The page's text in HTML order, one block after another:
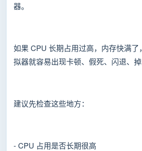
器。
如果 CPU 长期占用过高，内存快满
拟器就容易出现卡顿、假死、闪退、掉
建议先检查这些地方：
- CPU 占用是否长期很高